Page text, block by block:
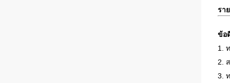
รา
ข้อ
1.
2.
3.